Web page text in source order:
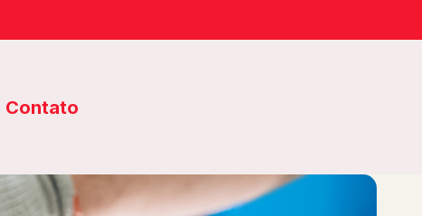
Contato